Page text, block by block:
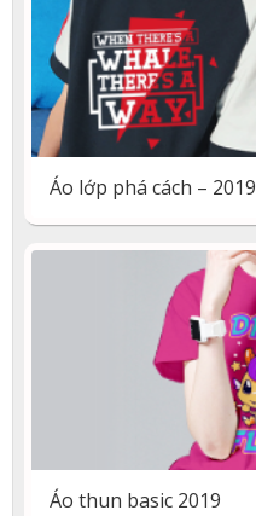
Áo lớp phá cách – 2019
Áo thun basic 2019